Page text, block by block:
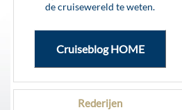
de cruisewereld te weten.
Cruiseblog HOME
Rederijen